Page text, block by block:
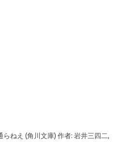
らねえ (角川文庫) 作者: 岩井三四二,